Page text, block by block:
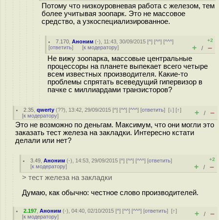
Потому что низкоуровневая работа с железом, тем
более учитывая зоопарк. Это не массовое
средство, а узкоспециализированное.
7.170 ,Аноним (-), 11:43, 30/09/2015 [^] [^^] [^^^]
[ответить] [к модератору]
+2
+ / –
Не вижу зоопарка, массовые центральные
процессоры на планете выпекает всего четыре
всем известных производителя. Какие-то
проблемы спрятать всеведущий гипервизор в
пачке с миллиардами транзисторов?
2.35 ,qwerty (??), 13:42, 29/09/2015 [^] [^^] [^^^] [ответить][↓] [↑]
[к модератору] + / –
Это не возможно по деньгам. Максимум, что они могли это
заказать тест железа на закладки. Интересно кстати
делали или нет?
3.49 ,Аноним (-), 14:53, 29/09/2015 [^] [^^] [^^^] [ответить]
[к модератору]
+2
+ / –
> тест железа на закладки
Думаю, как обычно: честное слово производителей.
2.197 ,Аноним (-), 04:40, 02/10/2015 [^] [^^] [^^^] [ответить][↑]
[к модератору] + / –